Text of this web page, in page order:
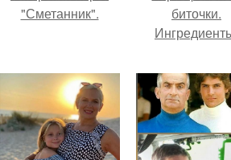
"Сметанник".
биточки.